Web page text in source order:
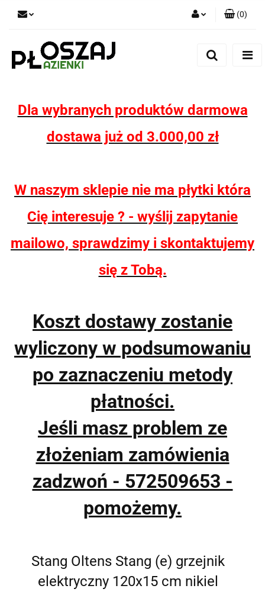
(0)
Dla wybranych produktów darmowa
dostawa już od 3.000,00 zł
W naszym sklepie nie ma płytki która
Cię interesuje ? - wyślij zapytanie
mailowo, sprawdzimy i skontaktujemy
się z Tobą.
Koszt dostawy zostanie
wyliczony w podsumowaniu
po zaznaczeniu metody
płatności.
Jeśli masz problem ze
złożeniam zamówienia
zadzwoń - 572509653 -
pomożemy.
Stang Oltens Stang (e) grzejnik
elektryczny 120x15 cm nikiel